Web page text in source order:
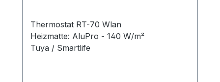
Thermostat RT-70 Wlan
Heizmatte: AluPro - 140 W/m²
Tuya / Smartlife